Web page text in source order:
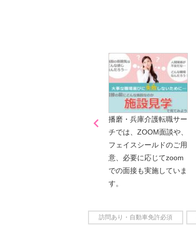
「喫煙可能区域での業務
播磨・兵庫介護転職サー
チでは、ZOOM面談や、
フェイスシールドのご用
意、必要に応じてzoom
での面接も実施していま
す。

訪問あり・自動車免許必須